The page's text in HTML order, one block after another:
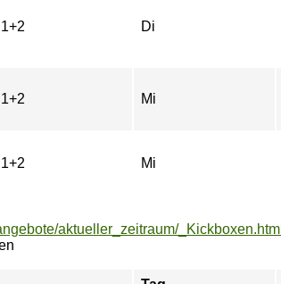
Di
Mi
Mi
aktueller_zeitraum/_Kickboxen.html